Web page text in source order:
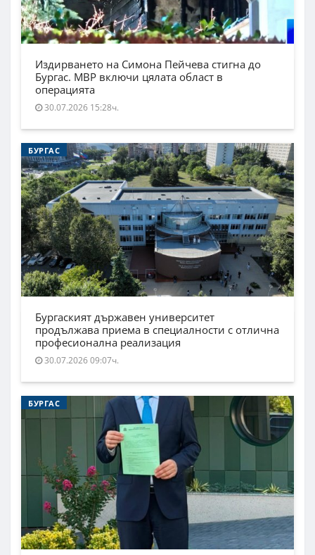
Издирването на Симона Пейчева стигна до
Бургас. МВР включи цялата област в
операцията
30.07.2026 15:28ч.
БУРГАС
Бургаският държавен университет
продължава приема в специалности с отлична
професионална реализация
30.07.2026 09:07ч.
БУРГАС